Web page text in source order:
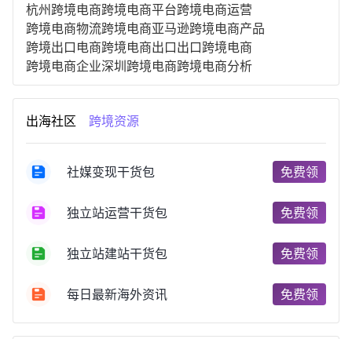
杭州跨境电商跨境电商平台跨境电商运营
跨境电商物流跨境电商亚马逊跨境电商产品
跨境出口电商跨境电商出口出口跨境电商
跨境电商企业深圳跨境电商跨境电商分析
进口跨境电商跨境电商服务广州跨境电商
跨境电商市场跨境电商创业跨境电商注册
跨境电商开店跨境电商营销
跨境电商商品个人跨境电商跨境电商案例
郑州跨境电商跨境电商趋势
跨境电商费用美国跨境电商
天津跨境电商东南亚跨境电商
跨境电商b2b阿里巴巴跨境电商
出海社区 跨境资源
社媒变现干货包 免费领
独立站运营干货包 免费领
独立站建站干货包 免费领
每日最新海外资讯 免费领